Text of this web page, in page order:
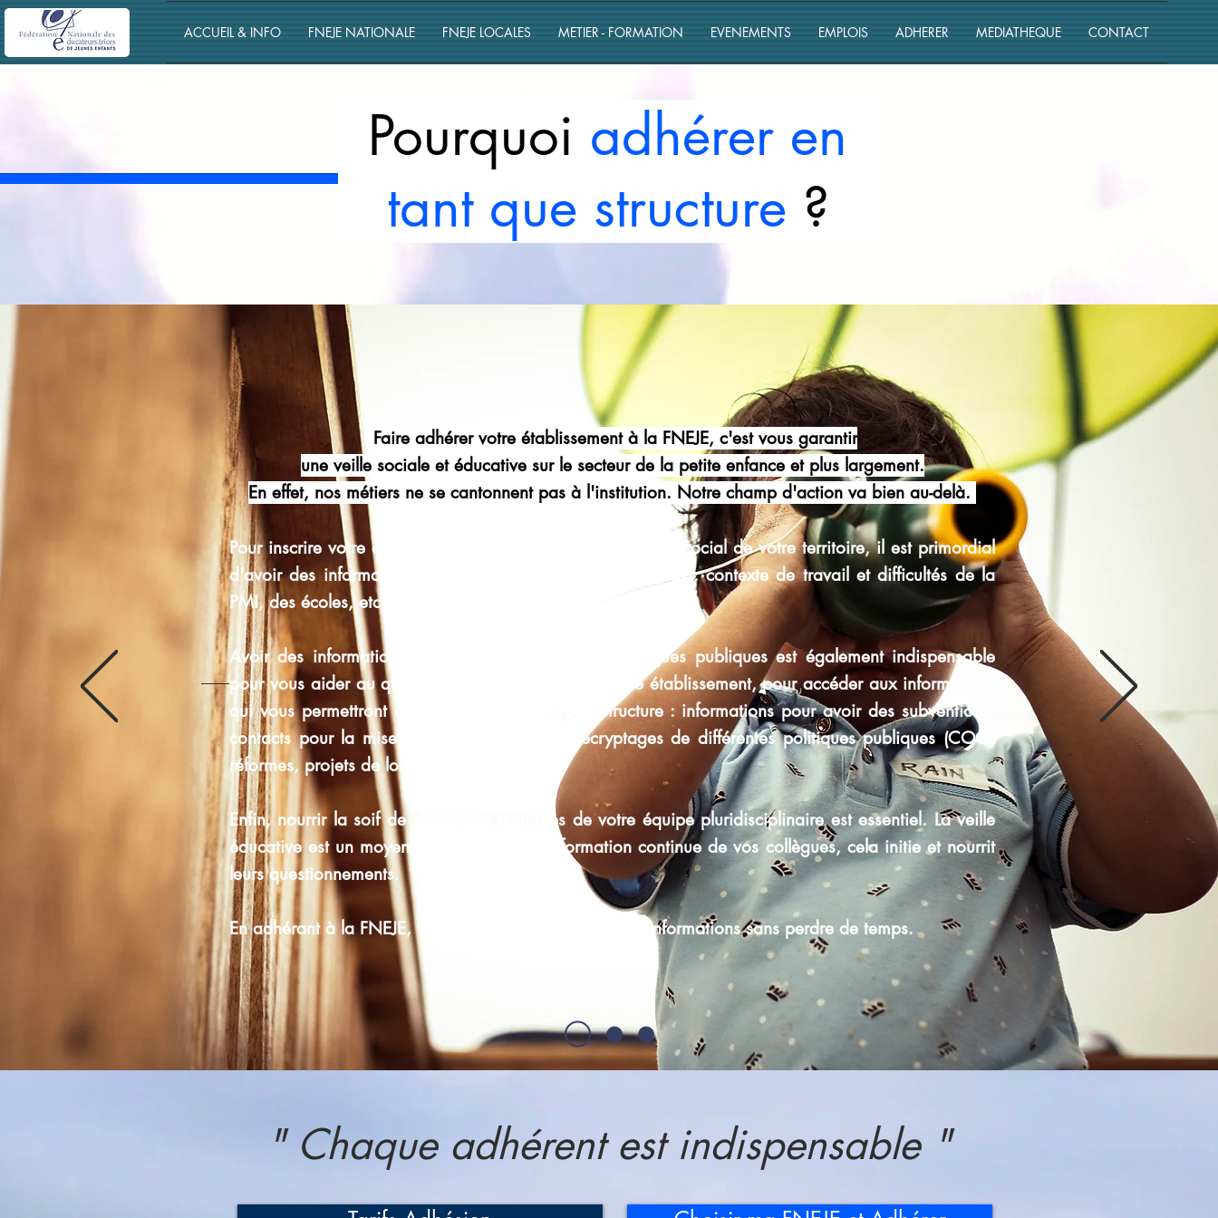
ACCUEIL & INFO FNEJE NATIONALE FNEJE LOCALES METIER - FORMATION EVENEMENTS EMPLOIS ADHERER MEDIATHEQUE CONTACT
Pourquoi adhérer en
tant que structure ?
Faire adhérer votre établissement à la FNEJE, c'est vous garantir
une veille sociale et éducative sur le secteur de la petite enfance et plus largement.
En effet, nos métiers ne se cantonnent pas à l'institution. Notre champ d'action va bien au-delà.
Pour inscrire votre établissement dans le champ éducatif et social de votre territoire, il est primordial
d'avoir des informations sur le contexte de vos partenaires : contexte de travail et difficultés de la
PMI, des écoles, etc.
Avoir des informations à jour sur les différentes politiques publiques est également indispensable
pour vous aider au quotidien dans la gestion de votre établissement, pour accéder aux informations
qui vous permettront de mieux faire vivre votre structure : informations pour avoir des subventions,
contacts pour la mise en place de projets, décryptages de différentes politiques publiques (COG,
réformes, projets de loi,...), entres autres.
Enfin, nourrir la soif de savoir des membres de votre équipe pluridisciplinaire est essentiel. La veille
éducative est un moyen de contribuer à la formation continue de vos collègues, cela initie et nourrit
leurs questionnements.
En adhérant à la FNEJE, vous aurez accès à toutes ces informations sans perdre de temps.
" Chaque adhérent est indispensable "